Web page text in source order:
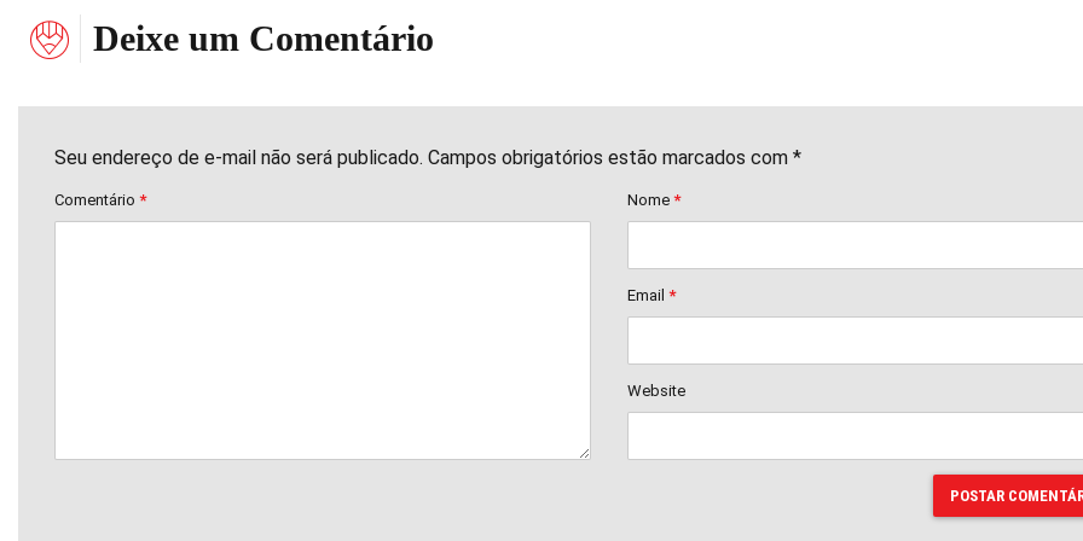
Deixe um Comentário
Seu endereço de e-mail não será publicado. Campos obrigatórios estão marcados com *
Comentário * Nome *
Email *
Website
POSTAR